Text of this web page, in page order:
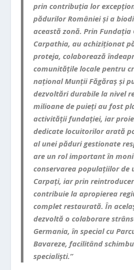
prin contribuția lor
pădurilor României și a
această zonă. Prin Fundația
Carpathia, au achiziționat
proteja, colaborează
comunitățile locale pentru
național Munții Făgăraș și
dezvoltări durabile la nivel
milioane de puieți au fost
activității fundației, iar
dedicate locuitorilor arată
al unei păduri gestionate
are un rol important în
conservarea populațiilor de
Carpați, iar prin
contribuie la apropierea
complet restaurată. În
dezvoltă o colaborare
Germania, în special cu
Bavareze, facilitând
specialiști.”